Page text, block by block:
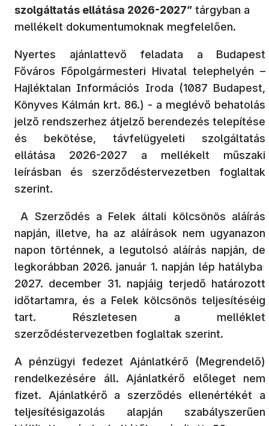
szolgáltatás ellátása 2026-2027” tárgyban a
mellékelt dokumentumoknak megfelelően.
Nyertes ajánlattevő feladata a Budapest
Főváros Főpolgármesteri Hivatal telephelyén –
Hajléktalan Információs Iroda (1087 Budapest,
Könyves Kálmán krt. 86.) - a meglévő behatolás
jelző rendszerhez átjelző berendezés telepítése
és bekötése, távfelügyeleti szolgáltatás
ellátása 2026-2027 a mellékelt műszaki
leírásban és szerződéstervezetben foglaltak
szerint.
A Szerződés a Felek általi kölcsönös aláírás
napján, illetve, ha az aláírások nem ugyanazon
napon történnek, a legutolsó aláírás napján, de
legkorábban 2026. január 1. napján lép hatályba
2027. december 31. napjáig terjedő határozott
időtartamra, és a Felek kölcsönös teljesítéséig
tart. Részletesen a melléklet
szerződéstervezetben foglaltak szerint.
A pénzügyi fedezet Ajánlatkérő (Megrendelő)
rendelkezésére áll. Ajánlatkérő előleget nem
fizet. Ajánlatkérő a szerződés ellenértékét a
teljesítésigazolás alapján szabályszerűen